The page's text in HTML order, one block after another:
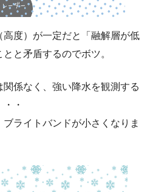
度）が一定だと「融解層が低
と矛盾するのでボツ。
係なく、強い降水を観測する
・
ライトバンドが小さくなりま